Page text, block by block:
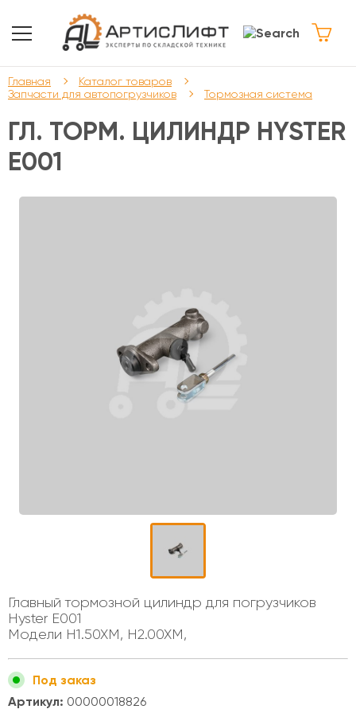
Главная
Каталог товаров
Запчасти для автопогрузчиков
Тормозная система
ГЛ. ТОРМ. ЦИЛИНДР HYSTER
E001
Главный тормозной цилиндр для погрузчиков
Hyster E001
Модели H1.50XM, H2.00XM,
Под заказ
Артикул: 00000018826